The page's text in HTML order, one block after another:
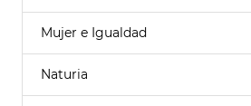
Mujer e Igualdad
Naturia